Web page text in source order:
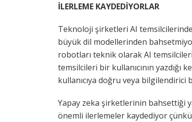
İLERLEME KAYDEDİYORLAR
Teknoloji şirketleri AI
büyük dil modellerinden
robotları teknik olarak AI temsilcileri
temsilcileri bir kullanıcının
kullanıcıya doğru veya
Yapay zeka şirketlerinin bahsettiği
önemli ilerlemeler kaydediyor